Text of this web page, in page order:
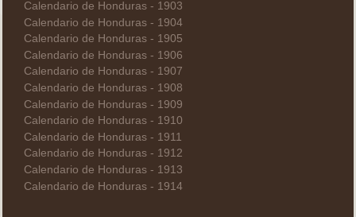
Calendario de Honduras - 1903
Calendario de Honduras - 1904
Calendario de Honduras - 1905
Calendario de Honduras - 1906
Calendario de Honduras - 1907
Calendario de Honduras - 1908
Calendario de Honduras - 1909
Calendario de Honduras - 1910
Calendario de Honduras - 1911
Calendario de Honduras - 1912
Calendario de Honduras - 1913
Calendario de Honduras - 1914